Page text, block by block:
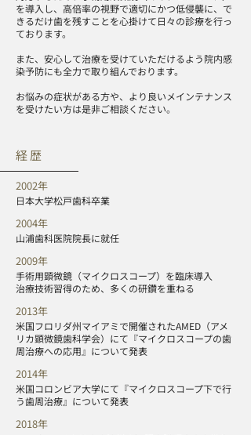
を導入し、高倍率の視野で適切にかつ低侵襲に、で
きるだけ歯を残すことを心掛けて日々の診療を行っ
ております。
また、安心して治療を受けていただけるよう院内感
染予防にも全力で取り組んでおります。
お悩みの症状がある方や、より良いメインテナンス
を受けたい方は是非ご相談ください。
経歴
2002年
日本大学松戸歯科卒業
2004年
山浦歯科医院院長に就任
2009年
手術用顕微鏡（マイクロスコープ）を臨床導入
治療技術習得のため、多くの研鑽を重ねる
2013年
米国フロリダ州マイアミで開催されたAMED（アメ
リカ顕微鏡歯科学会）にて『マイクロスコープの歯
周治療への応用』について発表
2014年
米国コロンビア大学にて『マイクロスコープ下で行
う歯周治療』について発表
2018年